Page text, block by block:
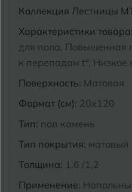
Коллекция Лестницы
Характеристики товара:
для пола, Повышенная
к перепадам t°, Низкое
Поверхность: Матовая
Формат (см): 20x120
Тип: под камень
Тип покрытия: матовый
Толщина: 1,6 /1,2
Применение: